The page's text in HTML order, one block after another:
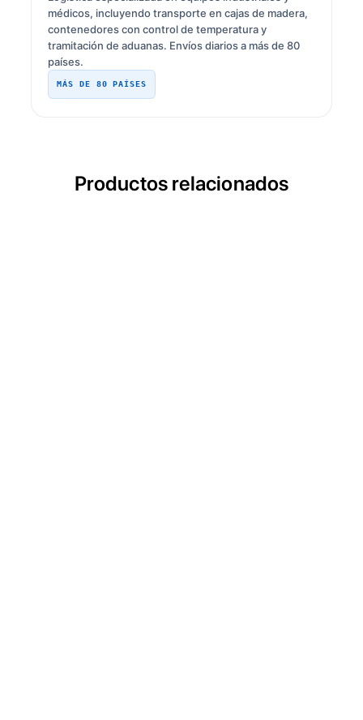
médicos, incluyendo transporte en cajas de madera,
contenedores con control de temperatura y
tramitación de aduanas. Envíos diarios a más de 80
países.
MÁS DE 80 PAÍSES
Productos relacionados